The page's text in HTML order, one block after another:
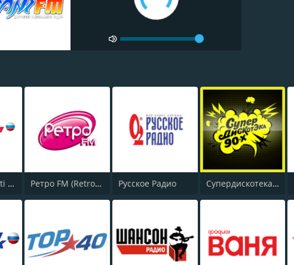
Вести FM (Vesti FM) Ретро FM (Retro FM) Русское Радио Супердискотека 90х Радио Рекорд (Radio Record 90s Superdisco)